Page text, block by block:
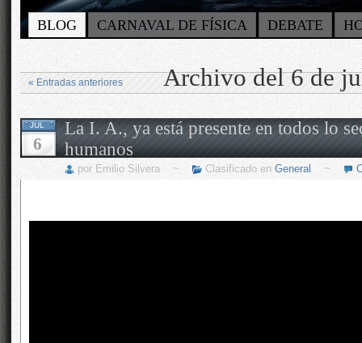
BLOG CARNAVAL DE FÍSICA DEBATE
Archivo del 6 de
« Entradas anteriores
JUL
6
La I. A., ya está presente en todos lo
humanos
por Emilio Silvera ~ Clasificado en General ~